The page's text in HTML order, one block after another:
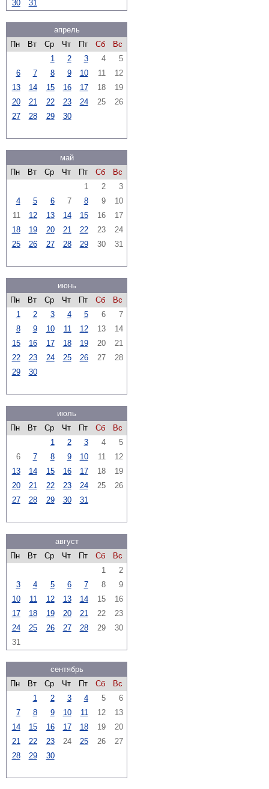
30 31
апрель
Пн
Вт Ср Чт Пт Сб
Вс
1
2 3 4
5
6
7 8 9 10 11
12
13
14 15 16 17 18
19
20
21 22 23 24 25
26
27
28 29 30
май
Пн
Вт Ср Чт Пт Сб
Вс
1
2
3
4
5 6 7 8 9
10
11
12 13 14 15 16
17
18
19 20 21 22 23
24
25
26 27 28 29 30 31
июнь
Пн
Вт Ср Чт Пт Сб
Вс
1
2 3 4 5 6
7
8
9 10 11 12 13
14
15
16 17 18 19 20
21
22
23 24 25 26 27
28
29
30
июль
Пн
Вт Ср Чт Пт Сб
Вс
1
2 3 4
5
6
7 8 9 10 11
12
13
14 15 16 17 18
19
20
21 22 23 24 25
26
27
28 29 30 31
август
Пн
Вт Ср Чт Пт Сб
Вс
1
2
3
4 5 6 7 8
9
10
11 12 13 14 15
16
17
18 19 20 21 22
23
24
25 26 27 28 29
30
31
сентябрь
Пн
Вт Ср Чт Пт Сб
Вс
1
2 3 4 5
6
7
8 9 10 11 12
13
14
15 16 17 18 19
20
21
22 23 24 25 26
27
28
29 30